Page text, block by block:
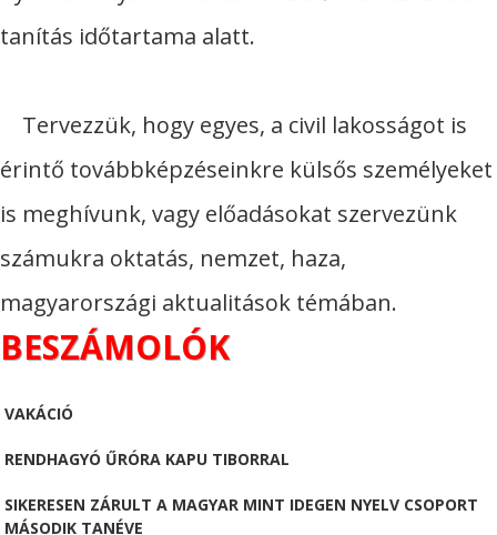
tanítás időtartama alatt.
Tervezzük, hogy egyes, a civil lakosságot is
érintő továbbképzéseinkre külsős személyeket
is meghívunk, vagy előadásokat szervezünk
számukra oktatás, nemzet, haza,
magyarországi aktualitások témában.
BESZÁMOLÓK
VAKÁCIÓ
RENDHAGYÓ ŰRÓRA KAPU TIBORRAL
SIKERESEN ZÁRULT A MAGYAR MINT IDEGEN NYELV CSOPORT
MÁSODIK TANÉVE